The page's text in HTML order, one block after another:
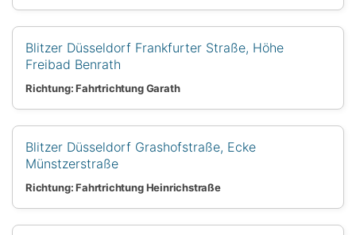
Blitzer Düsseldorf Frankfurter Straße, Höhe
Freibad Benrath
Richtung: Fahrtrichtung Garath
Blitzer Düsseldorf Grashofstraße, Ecke
Münstzerstraße
Richtung: Fahrtrichtung Heinrichstraße